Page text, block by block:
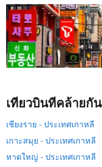
เที่ยวบินที่คล้ายกัน
เชียงราย - ประเทศเกาหลี
เกาะสมุย - ประเทศเกาหลี
หาดใหญ่ - ประเทศเกาหลี